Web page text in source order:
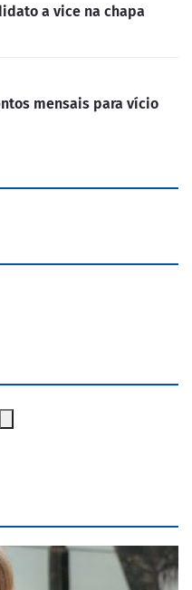
a vice na chapa
mensais para vício